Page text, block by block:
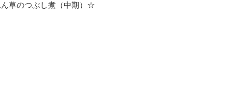
草のつぶし煮（中期）☆